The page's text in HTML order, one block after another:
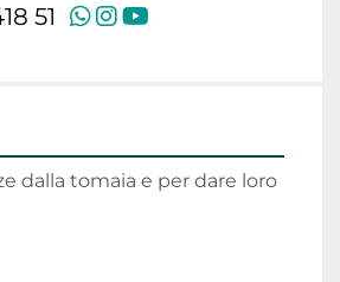
51 whatsapp
instagram
dalla tomaia e per dare loro